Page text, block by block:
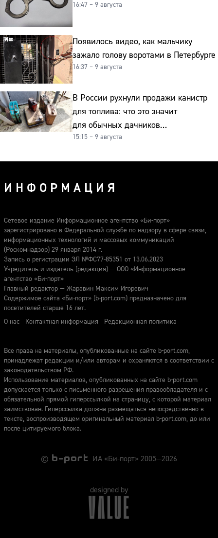
16:47 – 9 августа
Появилось видео, как мальчику
зажало голову воротами в Петербурге
16:37 – 9 августа
В России рухнули продажи канистр
для топлива: что это значит
для обычных дачников
и автомобилистов
15:15 – 9 августа
ИНФОРМАЦИЯ
Сетевое издание Информационное агентство «Би-порт»
зарегистрировано в Федеральной службе по надзору в сфере связи,
информационных технологий и массовых коммуникаций
(Роскомнадзор) 29 января 2014 г.
Запись о регистрации ЭЛ №ФС77-85351 от 13.06.2023
Учредитель и издатель (редакция) — ООО «Информационное
агентство «Би-порт»
Главный редактор — Жаравин Максим Игоревич
Содержимое сайта «Би-порт» (b-port.com) предназначено для
посетителей старше 16 лет.
О нас
Контактная информация Редакционная политика
Все права на материалы, опубликованные на сайте b-port.com,
принадлежат редакции и/или авторам и охраняются в соответствии с
законодательством РФ.
Использование материалов, опубликованных на сайте b-port.com
допускается только с письменного разрешения правообладателя и с
обязательной прямой гиперссылкой на страницу, с которой материал
заимствован. Гиперссылка должна размещаться непосредственно в
тексте, воспроизводящем оригинальный материал b-port.com, до или
после цитируемого блока.
© ИА «Би-порт» 2005—2026
designed by